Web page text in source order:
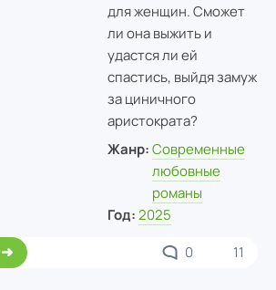
для женщин. Сможет
ли она выжить и
удастся ли ей
спастись, выйдя замуж
за циничного
аристократа?
Жанр: Современные
любовные
романы
Год: 2025
0 11